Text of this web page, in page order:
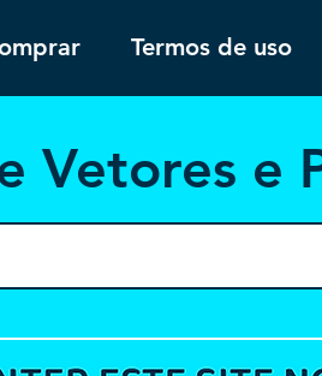
Termos de uso
Vetores e